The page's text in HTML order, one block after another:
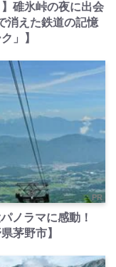
碓氷峠の夜に出会
消えた鉄道の記憶
」】
PR
ノラマに感動！
茅野市】